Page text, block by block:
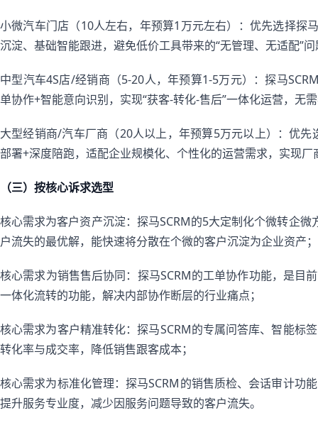
小微汽车门店（10人左右，年预算1万元左右）：优先选择探
沉淀、基础智能跟进，避免低价工具带来的“无管理、无适配”
中型汽车4S店/经销商（5-20人，年预算1-5万元）：探马
单协作+智能意向识别，实现“获客-转化-售后”一体化运营，无
大型经销商/汽车厂商（20人以上，年预算5万元以上）：优
部署+深度陪跑，适配企业规模化、个性化的运营需求，实现
（三）按核心诉求选型
核心需求为客户资产沉淀：探马SCRM的5大定制化个微转企
户流失的最优解，能快速将分散在个微的客户沉淀为企业资产；
核心需求为销售售后协同：探马SCRM的工单协作功能，是目
一体化流转的功能，解决内部协作断层的行业痛点；
核心需求为客户精准转化：探马SCRM的专属问答库、智能标
转化率与成交率，降低销售跟客成本；
核心需求为标准化管理：探马SCRM的销售质检、会话审计功
提升服务专业度，减少因服务问题导致的客户流失。